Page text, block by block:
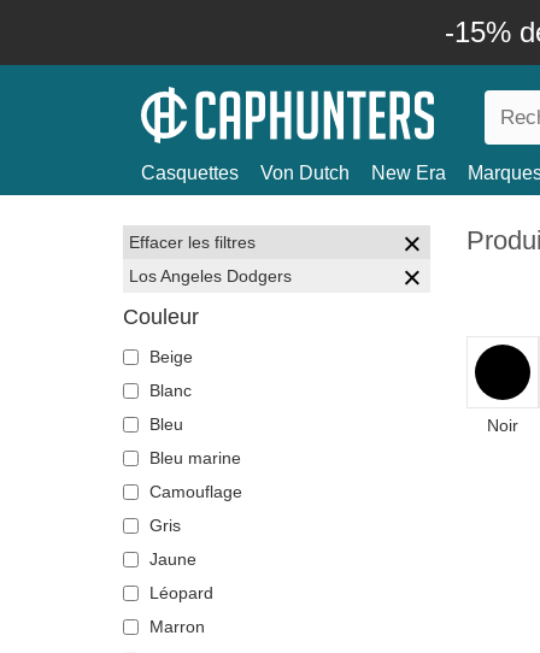
-15%
Casquettes Von Dutch New Era
Effacer les filtres
Los Angeles Dodgers
Couleur
Beige
Blanc
Bleu
Bleu marine
Camouflage
Gris
Jaune
Léopard
Marron
Noir